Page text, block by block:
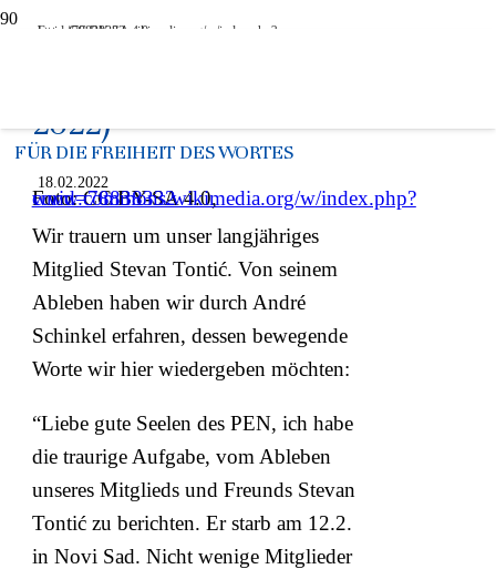
FÜR DIE FREIHEIT DES WORTES
Foto: CC BY-SA 4.0, https://commons.wikimedia.org/w/index.php?curid=78838332
2022)
18.02.2022
Foto: CC BY-SA 4.0,
www.commons.wikimedia.org/w/index.php?curid=78838332
Wir trauern um unser langjähriges
Mitglied Stevan Tontić. Von seinem
Ableben haben wir durch André
Schinkel erfahren, dessen bewegende
Worte wir hier wiedergeben möchten:
“Liebe gute Seelen des PEN, ich habe
die traurige Aufgabe, vom Ableben
unseres Mitglieds und Freunds Stevan
Tontić zu berichten. Er starb am 12.2.
in Novi Sad. Nicht wenige Mitglieder